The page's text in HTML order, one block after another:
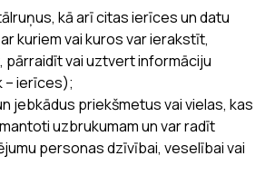
kā arī citas ierīces un datu
kuriem vai kuros var ierakstīt,
pārraidīt vai uztvert informāciju
– ierīces);
jebkādus priekšmetus vai vielas, kas
uzbrukumam un var radīt
personas dzīvībai, veselībai vai